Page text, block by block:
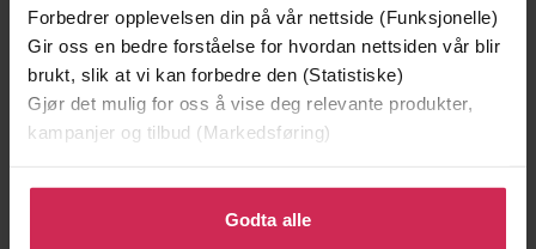
Forbedrer opplevelsen din på vår nettside (Funksjonelle)
Gir oss en bedre forståelse for hvordan nettsiden vår blir
brukt, slik at vi kan forbedre den (Statistiske)
Gjør det mulig for oss å vise deg relevante produkter,
kampanjer og tilbud (Markedsføring)
Klikk på «Godta alle» for å gi oss ditt samtykke til å
bruke cookies for alle disse formålene. Du kan også
Godta alle